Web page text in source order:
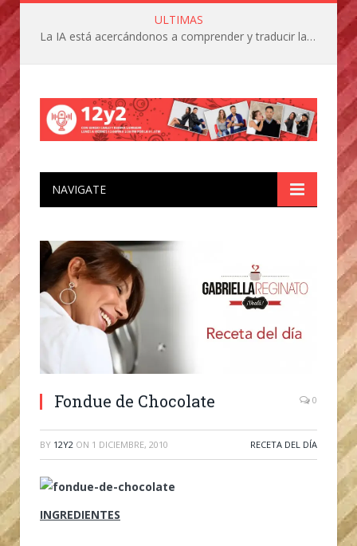
ULTIMAS
La IA está acercándonos a comprender y traducir las vocalizaciones y comportamientos de nuestras mascotas
NAVIGATE
Fondue de Chocolate 0
BY 12Y2 ON 1 DICIEMBRE, 2010 RECETA DEL DÍA
INGREDIENTES